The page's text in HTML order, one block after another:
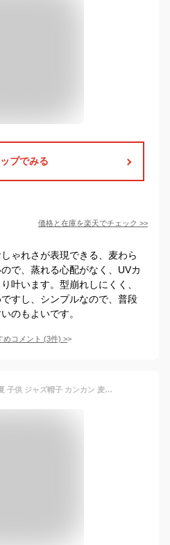
プでみる
価格と在庫を楽天でチェック >>
ゃれさが表現できる、麦わら
で、蒸れる心配がなく、UVカ
叶います。型崩れしにくく、
すし、シンプルなので、普段
のもよいです。
めコメント (3件) >
[Sondity] キッズハット 夏 子供 ジャズ帽子 カンカン 麦わら ストローハット パナマ 男の子 女の子 紫外線対策 携帯便利 中折れ 紳士風 旅行（ベージュ）